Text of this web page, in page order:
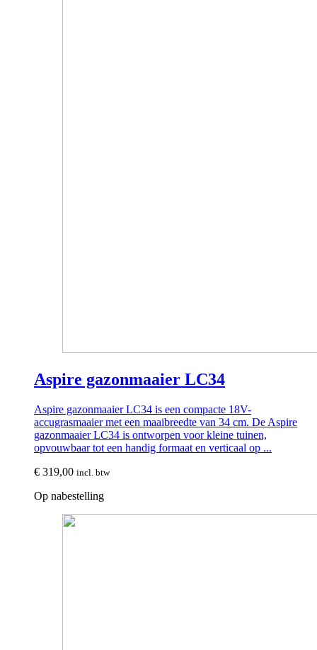
Aspire gazonmaaier LC34
Aspire gazonmaaier LC34 is een compacte 18V-
accugrasmaaier met een maaibreedte van 34 cm. De Aspire
gazonmaaier LC34 is ontworpen voor kleine tuinen,
opvouwbaar tot een handig formaat en verticaal op ...
€ 319,00 incl. btw
Op nabestelling